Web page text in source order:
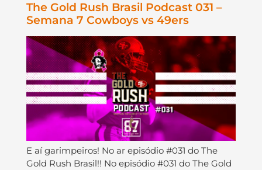
The Gold Rush Brasil Podcast 031 –
Semana 7 Cowboys vs 49ers
E aí garimpeiros! No ar episódio #031 do The
Gold Rush Brasil!! No episódio #031 do The Gold